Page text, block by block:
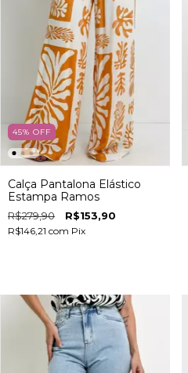
45% OFF
Calça Pantalona Elástico
Estampa Ramos
R$279,90 R$153,90
R$146,21 com Pix